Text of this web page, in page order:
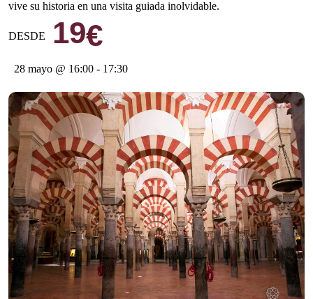
vive su historia en una visita guiada inolvidable.
DESDE 19€
28 mayo @ 16:00 - 17:30